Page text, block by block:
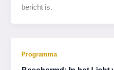
bericht is.
Programma